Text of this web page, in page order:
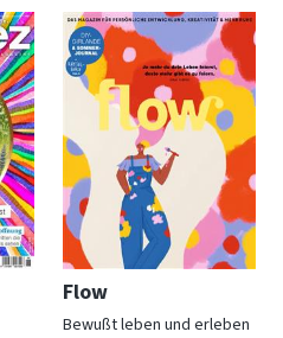
Flow
Bewußt leben und erleben